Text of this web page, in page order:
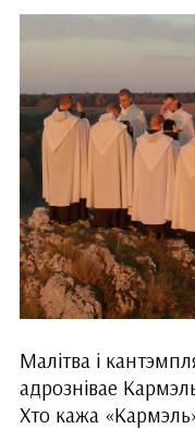
Малітва і
адрознівае
Хто кажа